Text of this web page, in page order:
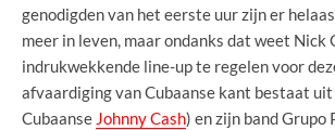
genodigden van het eerste uur zijn er
meer in leven, maar ondanks dat weet Nick
indrukwekkende line-up te regelen voor
afvaardiging van Cubaanse kant bestaat uit
Cubaanse Johnny Cash) en zijn band Grupo